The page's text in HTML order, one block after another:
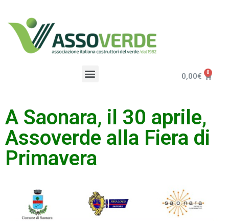
0,00€
A Saonara, il 30 aprile,
Assoverde alla Fiera di
Primavera